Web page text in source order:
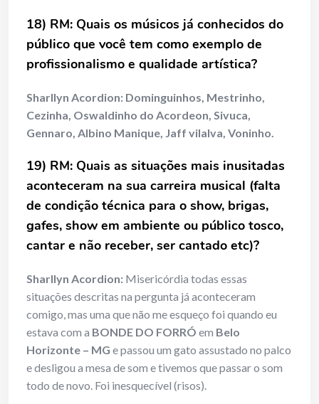
18) RM: Quais os músicos já conhecidos do
público que você tem como exemplo de
profissionalismo e qualidade artística?
Sharllyn Acordion: Dominguinhos, Mestrinho,
Cezinha, Oswaldinho do Acordeon, Sivuca,
Gennaro, Albino Manique, Jaff vilalva, Voninho.
19) RM: Quais as situações mais inusitadas
aconteceram na sua carreira musical (falta
de condição técnica para o show, brigas,
gafes, show em ambiente ou público tosco,
cantar e não receber, ser cantado etc)?
Sharllyn Acordion: Misericórdia todas essas
situações descritas na pergunta já aconteceram
comigo, mas uma que não me esqueço foi quando eu
estava com a BONDE DO FORRÓ em Belo
Horizonte – MG e passou um gato assustado no palco
e desligou a mesa de som e tivemos que passar o som
todo de novo. Foi inesquecível (risos).